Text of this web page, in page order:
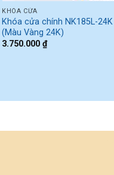
KHÓA CỬA
Khóa cửa chính NK185L-24K
(Màu Vàng 24K)
3.750.000₫